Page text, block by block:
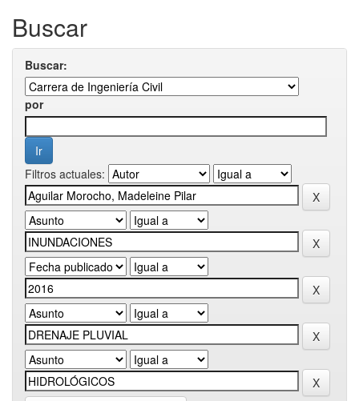
Buscar
Buscar:
por
Filtros actuales: